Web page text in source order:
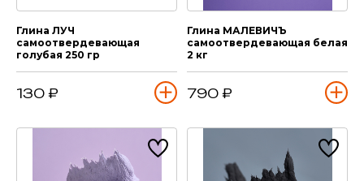
Глина ЛУЧ
самоотвердевающая
голубая 250 гр
130 ₽
Глина МАЛЕВИЧЪ
самоотвердевающая белая
2 кг
790 ₽